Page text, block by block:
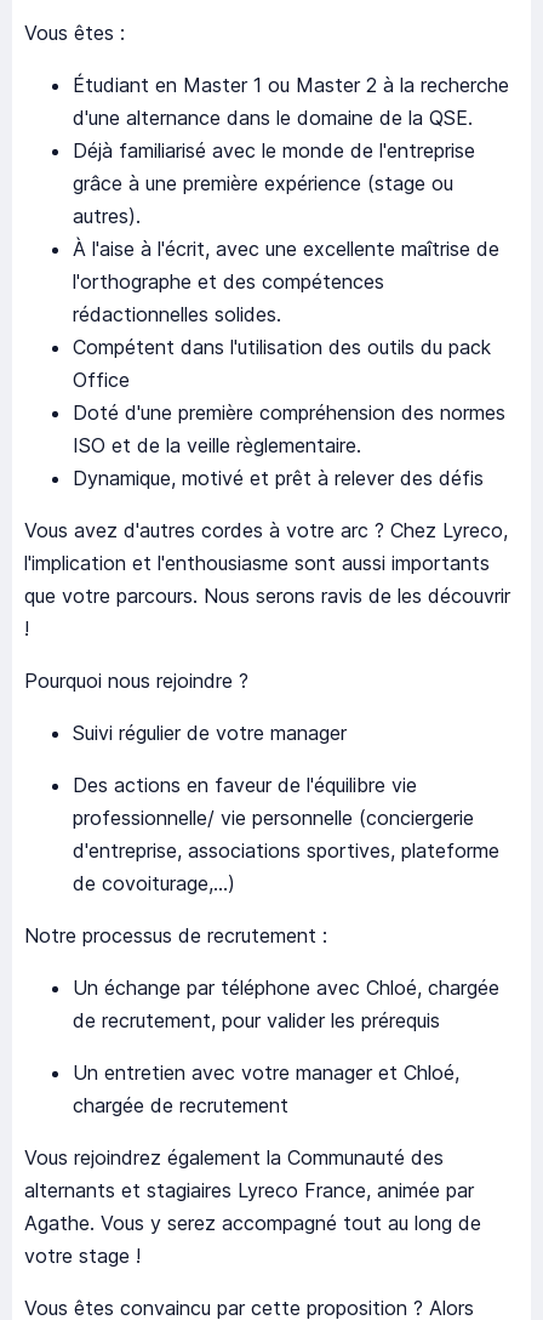
Vous êtes :
Étudiant en Master 1 ou Master 2 à la recherche
d'une alternance dans le domaine de la QSE.
Déjà familiarisé avec le monde de l'entreprise
grâce à une première expérience (stage ou
autres).
À l'aise à l'écrit, avec une excellente maîtrise de
l'orthographe et des compétences
rédactionnelles solides.
Compétent dans l'utilisation des outils du pack
Office
Doté d'une première compréhension des normes
ISO et de la veille règlementaire.
Dynamique, motivé et prêt à relever des défis
Vous avez d'autres cordes à votre arc ? Chez Lyreco,
l'implication et l'enthousiasme sont aussi importants
que votre parcours. Nous serons ravis de les découvrir
!
Pourquoi nous rejoindre ?
Suivi régulier de votre manager
Des actions en faveur de l'équilibre vie
professionnelle/ vie personnelle (conciergerie
d'entreprise, associations sportives, plateforme
de covoiturage,…)
Notre processus de recrutement :
Un échange par téléphone avec Chloé, chargée
de recrutement, pour valider les prérequis
Un entretien avec votre manager et Chloé,
chargée de recrutement
Vous rejoindrez également la Communauté des
alternants et stagiaires Lyreco France, animée par
Agathe. Vous y serez accompagné tout au long de
votre stage !
Vous êtes convaincu par cette proposition ? Alors